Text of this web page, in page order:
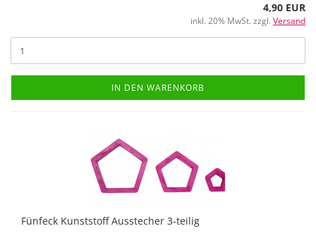
4,90 EUR
inkl. 20% MwSt. zzgl. Versand
IN DEN WARENKORB
Fünfeck Kunststoff Ausstecher 3-teilig